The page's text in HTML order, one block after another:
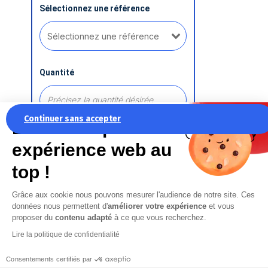
Continuer sans accepter
La recette pour une
expérience web au
top !
Grâce aux cookie nous pouvons mesurer l'audience de notre site. Ces
données nous permettent d'améliorer votre expérience et vous
proposer du contenu adapté à ce que vous recherchez.
Lire la politique de confidentialité
Consentements certifiés par
Sélectionnez une référence
Quantité
Commentaire